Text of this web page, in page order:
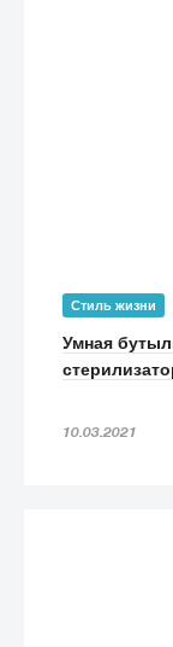
Стиль жизни
Умная
10.03.2021